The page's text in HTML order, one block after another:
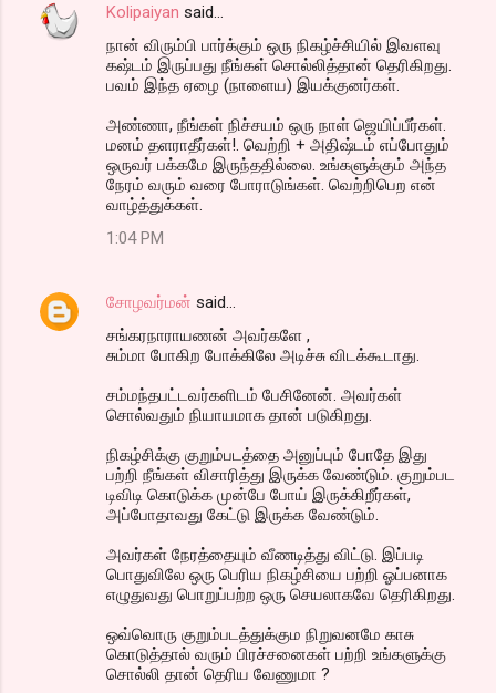
Kolipaiyan said…
நான் விரும்பி பார்க்கும் ஒரு நிகழ்ச்சியில் இவளவு
கஷ்டம் இருப்பது நீங்கள் சொல்லித்தான் தெரிகிறது.
பவம் இந்த ஏழை (நாளைய) இயக்குனர்கள்.
அண்ணா, நீங்கள் நிச்சயம் ஒரு நாள் ஜெயிப்பீர்கள்.
மனம் தளராதீர்கள்!. வெற்றி + அதிஷ்டம் எப்போதும்
ஒருவர் பக்கமே இருந்ததில்லை. உங்களுக்கும் அந்த
நேரம் வரும் வரை போராடுங்கள். வெற்றிபெற என்
வாழ்த்துக்கள்.
1:04 PM
சோழவர்மன் said…
சங்கரநாராயணன் அவர்களே ,
சும்மா போகிற போக்கிலே அடிச்சு விடக்கூடாது.
சம்மந்தபட்டவர்களிடம் பேசினேன். அவர்கள்
சொல்வதும் நியாயமாக தான் படுகிறது.
நிகழ்சிக்கு குறும்படத்தை அனுப்பும் போதே இது
பற்றி நீங்கள் விசாரித்து இருக்க வேண்டும். குறும்பட
டிவிடி கொடுக்க முன்பே போய் இருக்கிறீர்கள்,
அப்போதாவது கேட்டு இருக்க வேண்டும்.
அவர்கள் நேரத்தையும் வீணடித்து விட்டு. இப்படி
பொதுவிலே ஒரு பெரிய நிகழ்சியை பற்றி ஓப்பனாக
எழுதுவது பொறுப்பற்ற ஒரு செயலாகவே தெரிகிறது.
ஒவ்வொரு குறும்படத்துக்கும நிறுவனமே காசு
கொடுத்தால் வரும் பிரச்சனைகள் பற்றி உங்களுக்கு
சொல்லி தான் தெரிய வேணுமா ?